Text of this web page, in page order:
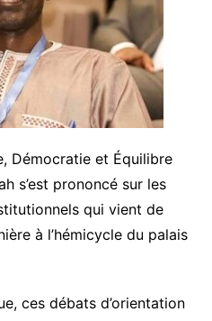
Démocratie et Équilibre
s’est prononcé sur les
qui vient de
à l’hémicycle du palais
ces débats d’orientation